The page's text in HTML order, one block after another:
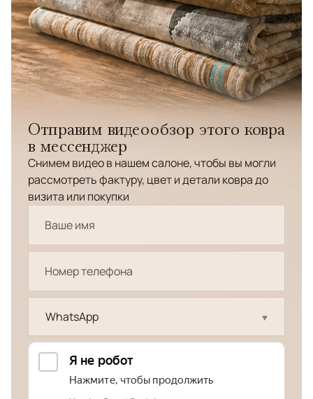
Отправим видеообзор этого ковра
в мессенджер
Снимем видео в нашем салоне, чтобы вы могли
рассмотреть фактуру, цвет и детали ковра до
визита или покупки
WhatsApp